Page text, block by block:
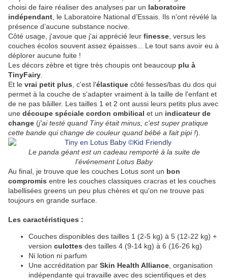
choisi de faire réaliser des analyses par un laboratoire
indépendant , le Laboratoire National d’Essais. Ils n'ont révélé la
présence d’aucune substance nocive.
Côté usage, j'avoue que j'ai apprécié leur finesse , versus les
couches écolos souvent assez épaisses... Le tout sans avoir eu à
déplorer aucune fuite !
Les décors zèbre et tigre très choupis ont beaucoup plu à
TinyFairy
Et le vrai petit plus , c'est l'élastique côté fesses/bas du dos qui
permet à la couche de s'adapter vraiment à la taille de l'enfant et
de ne pas bâiller. Les tailles 1 et 2 ont aussi leurs petits plus avec
une découpe spéciale cordon ombilical et un indicateur de
change (j'ai testé quand Tiny était minus, c'est super pratique
cette bande qui change de couleur quand bébé a fait pipi !).
Le panda géant est un cadeau remporté à la suite de
l'événement Lotus Baby
Au final, je trouve que les couches Lotus sont un bon
compromis entre les couches classiques cracras et les couches
labellisées greens un peu plus chères et qu'on ne trouve pas
toujours en grande surface.
Les caractéristiques :
Couches disponibles des tailles 1 (2-5 kg) à 5 (12-22 kg) +
version culottes des tailles 4 (9-14 kg) à 6 (16-26 kg)
Ni lotion ni parfum
Une accréditation par Skin Health Alliance , organisation
indépendante qui travaille avec des scientifiques et des